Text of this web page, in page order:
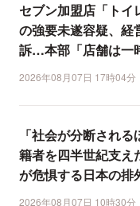
セブン加盟店「トイ
の強要未遂容疑、経
訴…本部「店舗は一
2026年08月07日 17時04分
「社会が分断され
籍者を四半世紀支え
が危惧する日本の排
2026年08月07日 10時30分